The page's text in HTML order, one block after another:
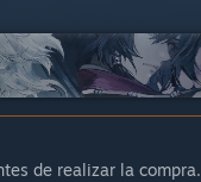
de realizar la compra.